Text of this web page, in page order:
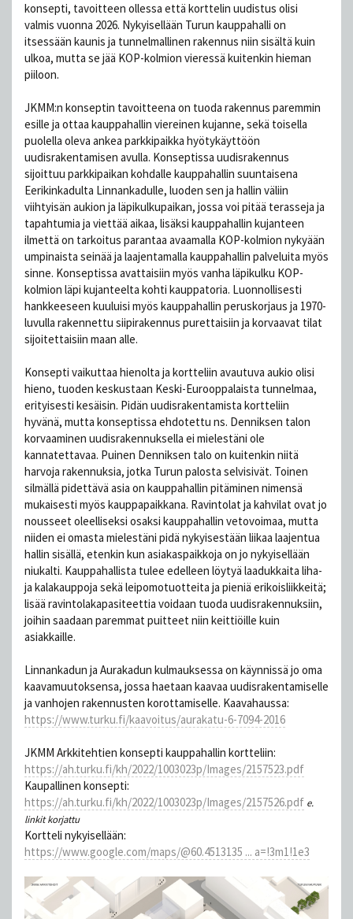
konsepti, tavoitteen ollessa että korttelin uudistus olisi
valmis vuonna 2026. Nykyisellään Turun kauppahalli on
itsessään kaunis ja tunnelmallinen rakennus niin sisältä kuin
ulkoa, mutta se jää KOP-kolmion vieressä kuitenkin hieman
piiloon.
JKMM:n konseptin tavoitteena on tuoda rakennus paremmin
esille ja ottaa kauppahallin viereinen kujanne, sekä toisella
puolella oleva ankea parkkipaikka hyötykäyttöön
uudisrakentamisen avulla. Konseptissa uudisrakennus
sijoittuu parkkipaikan kohdalle kauppahallin suuntaisena
Eerikinkadulta Linnankadulle, luoden sen ja hallin väliin
viihtyisän aukion ja läpikulkupaikan, jossa voi pitää terasseja ja
tapahtumia ja viettää aikaa, lisäksi kauppahallin kujanteen
ilmettä on tarkoitus parantaa avaamalla KOP-kolmion nykyään
umpinaista seinää ja laajentamalla kauppahallin palveluita myös
sinne. Konseptissa avattaisiin myös vanha läpikulku KOP-
kolmion läpi kujanteelta kohti kauppatoria. Luonnollisesti
hankkeeseen kuuluisi myös kauppahallin peruskorjaus ja 1970-
luvulla rakennettu siipirakennus purettaisiin ja korvaavat tilat
sijoitettaisiin maan alle.
Konsepti vaikuttaa hienolta ja kortteliin avautuva aukio olisi
hieno, tuoden keskustaan Keski-Eurooppalaista tunnelmaa,
erityisesti kesäisin. Pidän uudisrakentamista kortteliin
hyvänä, mutta konseptissa ehdotettu ns. Denniksen talon
korvaaminen uudisrakennuksella ei mielestäni ole
kannatettavaa. Puinen Denniksen talo on kuitenkin niitä
harvoja rakennuksia, jotka Turun palosta selvisivät. Toinen
silmällä pidettävä asia on kauppahallin pitäminen nimensä
mukaisesti myös kauppapaikkana. Ravintolat ja kahvilat ovat jo
nousseet oleelliseksi osaksi kauppahallin vetovoimaa, mutta
niiden ei omasta mielestäni pidä nykyisestään liikaa laajentua
hallin sisällä, etenkin kun asiakaspaikkoja on jo nykyisellään
niukalti. Kauppahallista tulee edelleen löytyä laadukkaita liha-
ja kalakauppoja sekä leipomotuotteita ja pieniä erikoisliikkeitä;
lisää ravintolakapasiteettia voidaan tuoda uudisrakennuksiin,
joihin saadaan paremmat puitteet niin keittiöille kuin
asiakkaille.
Linnankadun ja Aurakadun kulmauksessa on käynnissä jo oma
kaavamuutoksensa, jossa haetaan kaavaa uudisrakentamiselle
ja vanhojen rakennusten korottamiselle. Kaavahaussa:
https://www.turku.fi/kaavoitus/aurakatu-6-7094-2016
JKMM Arkkitehtien konsepti kauppahallin kortteliin:
https://ah.turku.fi/kh/2022/1003023p/Images/2157523.pdf
Kaupallinen konsepti:
https://ah.turku.fi/kh/2022/1003023p/Images/2157526.pdf e.
linkit korjattu
Kortteli nykyisellään:
https://www.google.com/maps/@60.4513135 ... a=!3m1!1e3